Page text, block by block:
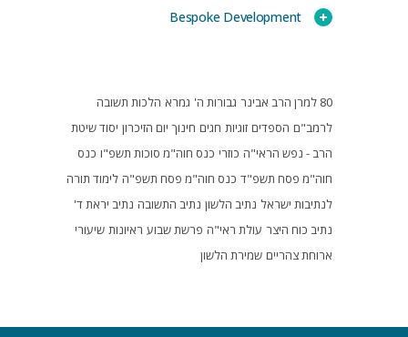
Bespoke Development
80 למרן הרב אבינר גבורות ה' גמרא הלכות תשובה
לרמב"ם הספדים זוגיות חגים חינוך יום הזיכרון יסוד שיטת
הרב - נפש הראי"ה כוזרי כנס חוה"מ סוכות תשפ"ו כנס
חוה"מ פסח תשפ"ד כנס חוה"מ פסח תשפ"ה לימוד תורה
לנתיבות ישראל נתיב הלשון נתיב התשובה נתיב יראת ד'
נתיב כוח היצר עולת ראי"ה פרשת שבוע ראיונות שיעורי
ארוחת צהריים שמירת הלשון